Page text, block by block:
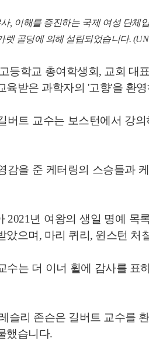
사, 이해를 증진하는 국제 여성 단
렛 골딩에 의해 설립되었습니다.
등학교 총여학생회, 교회 대
육받은 과학자의 '고향'을 환
버트 교수는 보스턴에서 강
감을 준 케터링의 스승들과
2021년 여왕의 생일 명예 목
았으며, 마리 퀴리, 윈스턴
수는 더 이너 휠에 감사를 표
슬리 존슨은 길버트 교수를
했습니다.